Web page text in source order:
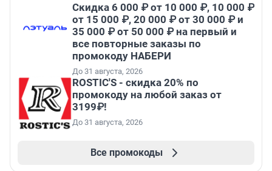
Скидка 6 000 ₽ от 10 000 ₽, 10 000 ₽
от 15 000 ₽, 20 000 ₽ от 30 000 ₽ и
35 000 ₽ от 50 000 ₽ на первый и
все повторные заказы по
промокоду НАБЕРИ
До 31 августа, 2026
ROSTIC'S - скидка 20% по
промокоду на любой заказ от
3199₽!
До 31 августа, 2026
Все промокоды